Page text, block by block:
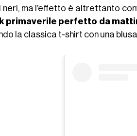
neri, ma l’effetto è altrettanto
primaverile perfetto da
la classica t-shirt con una